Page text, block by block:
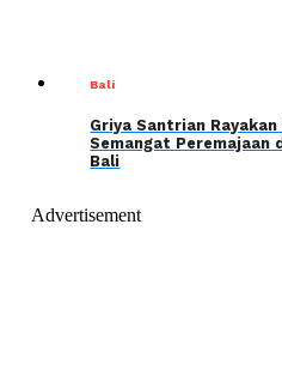
Bali
Griya Santrian
Semangat Peremajaan
Bali
Advertisement